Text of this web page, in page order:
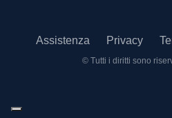
Assistenza Privacy
© Tutti i diritti sono